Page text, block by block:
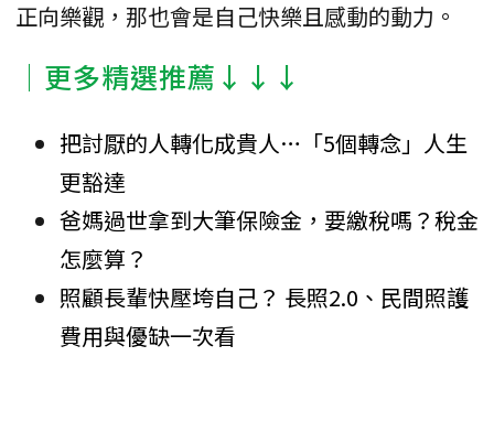
正向樂觀，那也會是自己快樂且感動的動力。
│更多精選推薦↓↓↓
把討厭的人轉化成貴人…「5個轉念」人生
更豁達
爸媽過世拿到大筆保險金，要繳稅嗎？稅金
怎麼算？
照顧長輩快壓垮自己？ 長照2.0、民間照護
費用與優缺一次看